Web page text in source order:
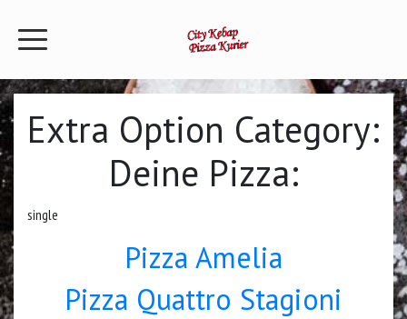
Extra Option Category:
Deine Pizza:
single
Pizza Amelia
Pizza Quattro Stagioni